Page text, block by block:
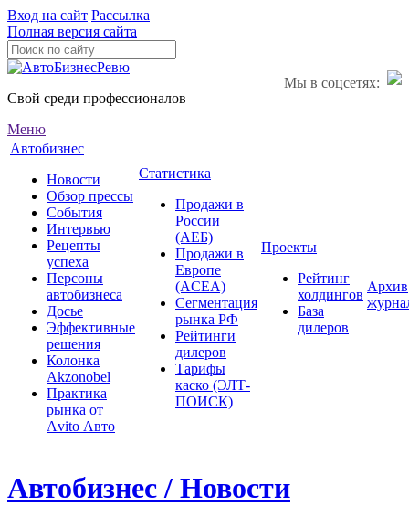
Вход на сайт Рассылка
Полная версия сайта
Мы в соцсетях:
Свой среди профессионалов
Меню
Автобизнес
Новости
Обзор прессы
События
Интервью
Рецепты
успеха
Персоны
автобизнеса
Досье
Эффективные
решения
Колонка
Akzonobel
Практика
рынка от
Аvito Авто
Статистика
Продажи в
России
(АЕБ)
Продажи в
Европе
(ACEA)
Сегментация
рынка РФ
Рейтинги
дилеров
Тарифы
каско (ЭЛТ-
ПОИСК)
Проекты
Рейтинг
холдингов
База
дилеров
Архив
Автобизнес / Новости